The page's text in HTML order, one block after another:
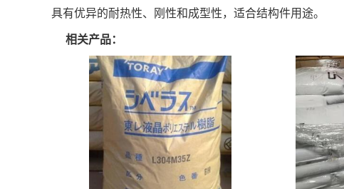
具有优异的耐热性、刚性和成型性，适合结构件用途。
相关产品：